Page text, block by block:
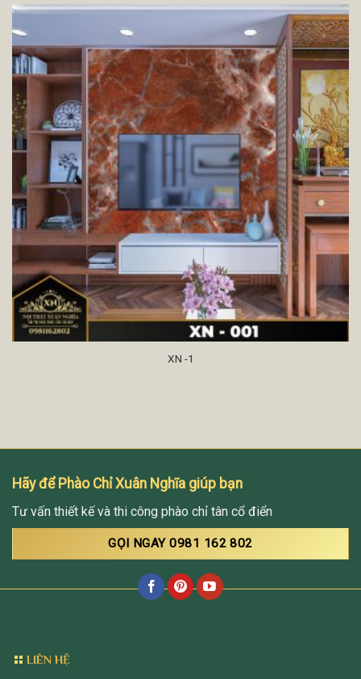
XN -1
Hãy để Phào Chỉ Xuân Nghĩa giúp bạn
Tư vấn thiết kế và thi công phào chỉ tân cổ điển
GỌI NGAY 0981 162 802
LIÊN HỆ